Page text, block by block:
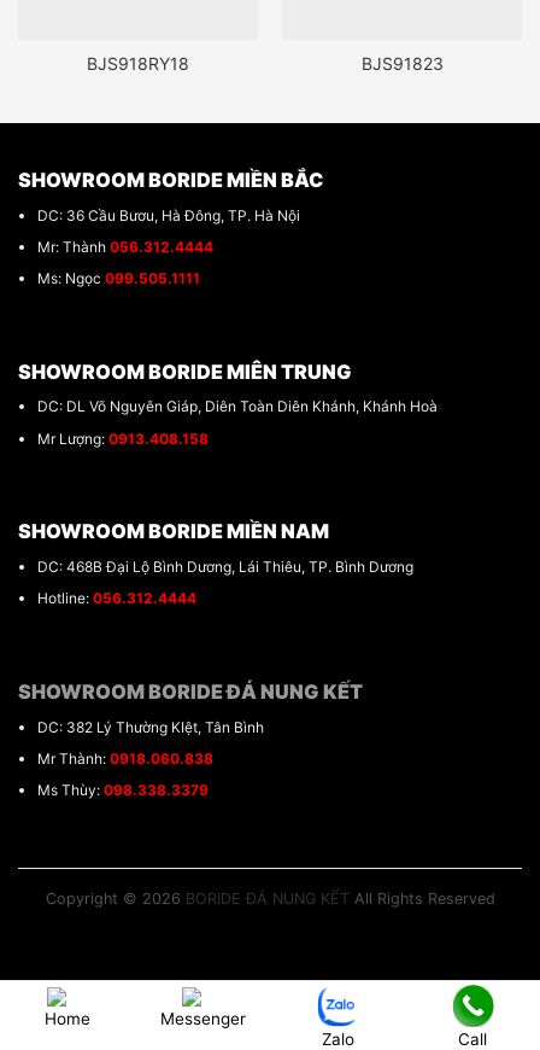
BJS918RY18 BJS91823
SHOWROOM BORIDE MIỀN BẮC
DC: 36 Cầu Bươu, Hà Đông, TP. Hà Nội
Mr: Thành 056.312.4444
Ms: Ngọc 099.505.1111
SHOWROOM BORIDE MIÊN TRUNG
DC: DL Võ Nguyên Giáp, Diên Toàn Diên Khánh, Khánh Hoà
Mr Lượng: 0913.408.158
SHOWROOM BORIDE MIỀN NAM
DC: 468B Đại Lộ Bình Dương, Lái Thiêu, TP. Bình Dương
Hotline: 056.312.4444
SHOWROOM BORIDE ĐÁ NUNG KẾT
DC: 382 Lý Thường KIệt, Tân Bình
Mr Thành: 0918.060.838
Ms Thùy: 098.338.3379
Copyright © 2026 BORIDE ĐÁ NUNG KẾT All Rights Reserved
Home
Messenger
Zalo
Call